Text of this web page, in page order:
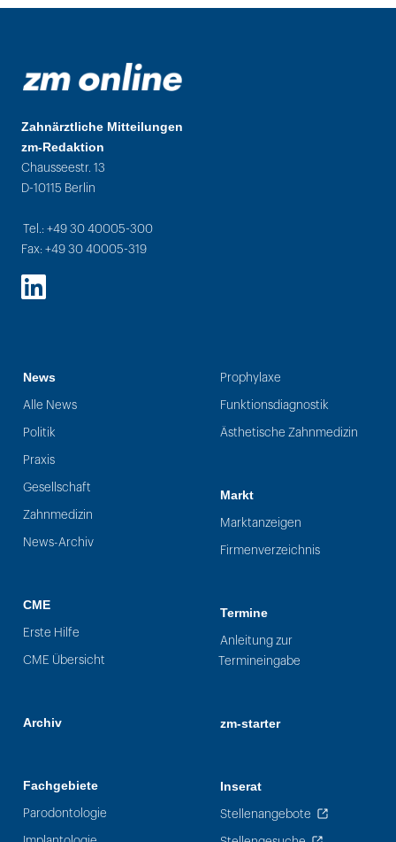
Zahnärztliche Mitteilungen
zm-Redaktion
Chausseestr. 13
D-10115 Berlin
Tel.: +49 30 40005-300
Fax: +49 30 40005-319
LinkedIn
News
Alle News
Politik
Praxis
Gesellschaft
Zahnmedizin
News-Archiv
CME
Erste Hilfe
CME Übersicht
Archiv
Fachgebiete
Parodontologie
Prophylaxe
Funktionsdiagnostik
Ästhetische Zahnmedizin
Markt
Marktanzeigen
Firmenverzeichnis
Termine
Anleitung zur
Termineingabe
zm-starter
Inserat
Stellenangebote